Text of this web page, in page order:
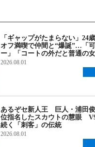
「ギャップがたまらない」24
オフ満喫で仲間と“爆誕”…「
ー」「コートの外だと普通の
2026.08.01
あるぞセ新人王 巨人・浦田
位指名したスカウトの慧眼
続く「刺客」の伝統
2026.08.01